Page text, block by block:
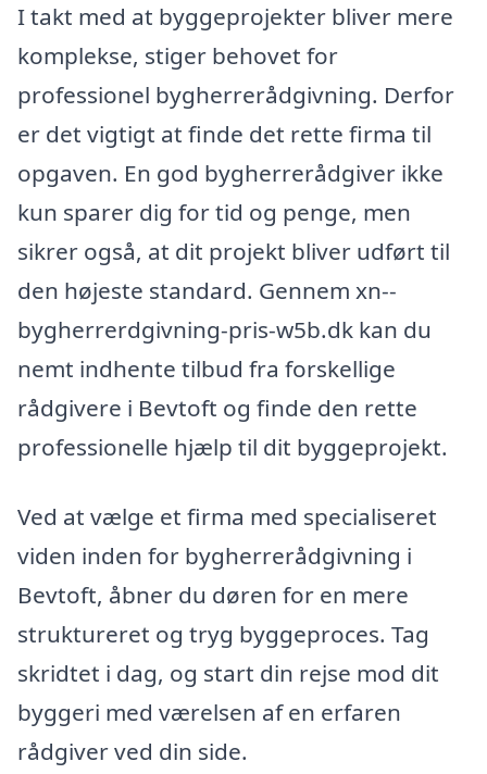
I takt med at byggeprojekter bliver mere
komplekse, stiger behovet for
professionel bygherrerådgivning. Derfor
er det vigtigt at finde det rette firma til
opgaven. En god bygherrerådgiver ikke
kun sparer dig for tid og penge, men
sikrer også, at dit projekt bliver udført til
den højeste standard. Gennem xn--
bygherrerdgivning-pris-w5b.dk kan du
nemt indhente tilbud fra forskellige
rådgivere i Bevtoft og finde den rette
professionelle hjælp til dit byggeprojekt.
Ved at vælge et firma med specialiseret
viden inden for bygherrerådgivning i
Bevtoft, åbner du døren for en mere
struktureret og tryg byggeproces. Tag
skridtet i dag, og start din rejse mod dit
byggeri med værelsen af en erfaren
rådgiver ved din side.